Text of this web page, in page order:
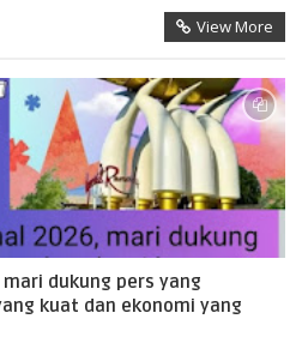
View More
mari dukung pers yang
kuat dan ekonomi yang